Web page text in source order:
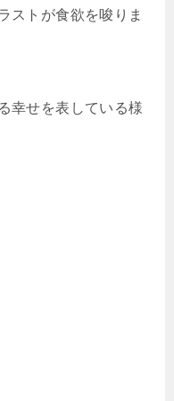
ストが食欲を唆りま
幸せを表している様